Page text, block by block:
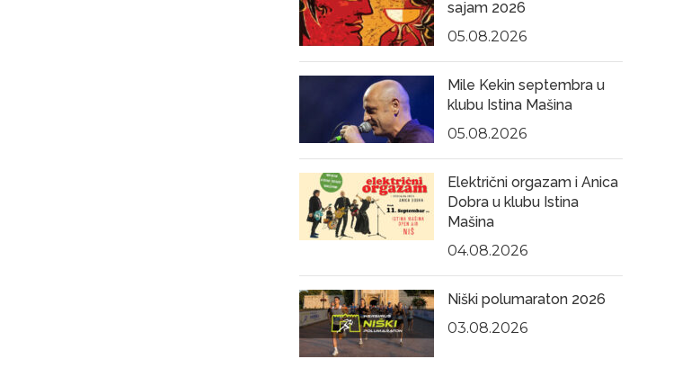
sajam 2026
05.08.2026
Mile Kekin septembra u
klubu Istina Mašina
05.08.2026
Električni orgazam i Anica
Dobra u klubu Istina
Mašina
04.08.2026
Niški polumaraton 2026
03.08.2026